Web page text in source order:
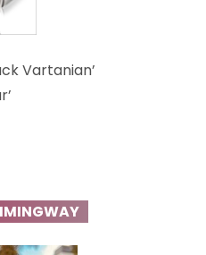
Vartanian’